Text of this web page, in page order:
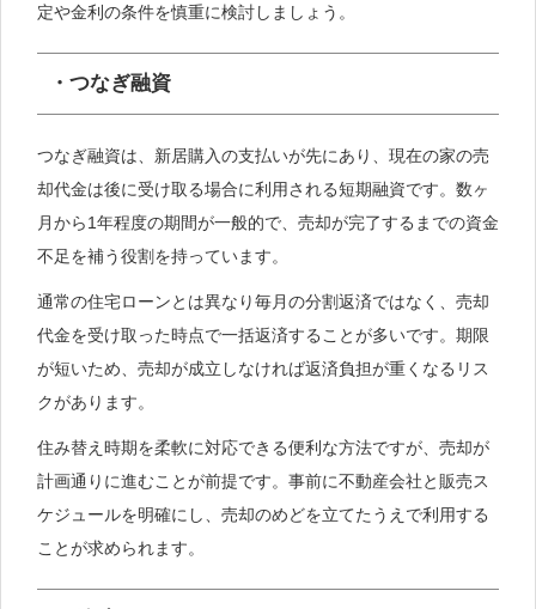
定や金利の条件を慎重に検討しましょう。
・つなぎ融資
つなぎ融資は、新居購入の支払いが先にあり、現在の家の売
却代金は後に受け取る場合に利用される短期融資です。数ヶ
月から1年程度の期間が一般的で、売却が完了するまでの資金
不足を補う役割を持っています。
通常の住宅ローンとは異なり毎月の分割返済ではなく、売却
代金を受け取った時点で一括返済することが多いです。期限
が短いため、売却が成立しなければ返済負担が重くなるリス
クがあります。
住み替え時期を柔軟に対応できる便利な方法ですが、売却が
計画通りに進むことが前提です。事前に不動産会社と販売ス
ケジュールを明確にし、売却のめどを立てたうえで利用する
ことが求められます。